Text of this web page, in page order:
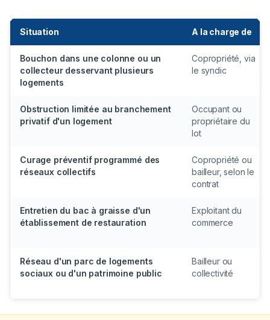
Situation A la charge de
Bouchon dans une colonne ou un
collecteur desservant plusieurs
logements
Copropriété, via
le syndic
Obstruction limitée au branchement
privatif d'un logement
Occupant ou
propriétaire du
lot
Curage préventif programmé des
réseaux collectifs
Copropriété ou
bailleur, selon le
contrat
Entretien du bac à graisse d'un
établissement de restauration
Exploitant du
commerce
Réseau d'un parc de logements
sociaux ou d'un patrimoine public
Bailleur ou
collectivité